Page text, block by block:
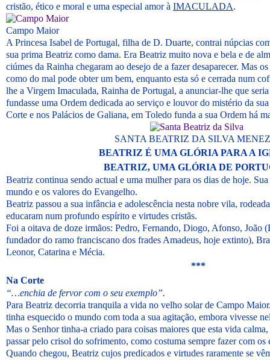
cristão, ético e moral e uma especial amor à IMACULADA.
Campo Maior
A Princesa Isabel de Portugal, filha de D. Duarte, contrai núpcias
sua prima Beatriz como dama. Era Beatriz muito nova e bela e de
ciúmes da Rainha chegaram ao desejo de a fazer desaparecer. Mas
como do mal pode obter um bem, enquanto esta só e cerrada num
lhe a Virgem Imaculada, Rainha de Portugal, a anunciar-lhe que
fundasse uma Ordem dedicada ao serviço e louvor do mistério da
Corte e nos Palácios de Galiana, em Toledo funda a sua Ordem há
SANTA BEATRIZ DA SILVA
BEATRIZ É UMA GLÓRIA PARA A
BEATRIZ, UMA GLÓRIA DE
Beatriz continua sendo actual e uma mulher para os dias de hoje.
mundo e os valores do Evangelho.
Beatriz passou a sua infância e adolescência nesta nobre vila,
educaram num profundo espírito e virtudes cristãs.
Foi a oitava de doze irmãos: Pedro, Fernando, Diogo, Afonso, João
fundador do ramo franciscano dos frades Amadeus, hoje extinto),
Leonor, Catarina e Mécia.
***
Na Corte
“…enchia de fervor com o seu exemplo”.
Para Beatriz decorria tranquila a vida no velho solar de Campo
tinha esquecido o mundo com toda a sua agitação, embora vivesse
Mas o Senhor tinha-a criado para coisas maiores que esta vida
passar pelo crisol do sofrimento, como costuma sempre fazer com os
Quando chegou, Beatriz cujos predicados e virtudes raramente se